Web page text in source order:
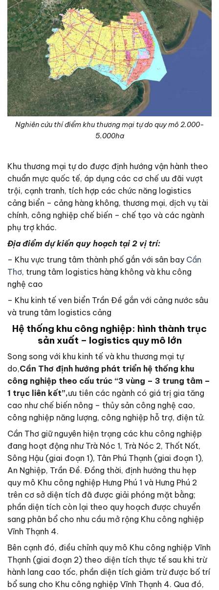
Nghiên cứu thí điểm khu thương mại tự do quy mô 2.000-
5.000ha
Khu thương mại tự do được định hướng vận hành theo
chuẩn mực quốc tế, áp dụng các cơ chế ưu đãi vượt
trội, cạnh tranh, tích hợp các chức năng logistics
cảng biển – cảng hàng không, thương mại, dịch vụ tài
chính, công nghiệp chế biến – chế tạo và các ngành
phụ trợ khác.
Địa điểm dự kiến quy hoạch tại 2 vị trí:
– Khu vực trung tâm thành phố gắn với sân bay Cần
Thơ, trung tâm logistics hàng không và khu công
nghệ cao
– Khu kinh tế ven biển Trần Đề gắn với cảng nước sâu
và trung tâm logistics cảng
Hệ thống khu công nghiệp: hình thành trục
sản xuất – logistics quy mô lớn
Song song với khu kinh tế và khu thương mại tự
do,Cần Thơ định hướng phát triển hệ thống khu
công nghiệp theo cấu trúc “3 vùng – 3 trung tâm –
1 trục liên kết”,ưu tiên các ngành có giá trị gia tăng
cao như chế biến nông – thủy sản công nghệ cao,
công nghiệp năng lượng, công nghiệp hỗ trợ, điện tử.
Cần Thơ giữ nguyên hiện trạng các khu công nghiệp
đang hoạt động như Trà Nóc 1, Trà Nóc 2, Thốt Nốt,
Sông Hậu (giai đoạn 1), Tân Phú Thạnh (giai đoạn 1),
An Nghiệp, Trần Đề. Đồng thời, định hướng thu hẹp
quy mô Khu công nghiệp Hưng Phú 1 và Hưng Phú 2
trên cơ sở diện tích đã được giải phóng mặt bằng;
phần diện tích còn lại theo quy hoạch được chuyển
sang phân bổ cho nhu cầu mở rộng Khu công nghiệp
Vĩnh Thạnh 4.
Bên cạnh đó, điều chỉnh quy mô Khu công nghiệp Vĩnh
Thạnh (giai đoạn 2) theo diện tích thực tế sau khi trừ
hành lang cao tốc, phần diện tích giảm trừ được bố trí
bổ sung cho Khu công nghiệp Vĩnh Thạnh 4. Qua đó,